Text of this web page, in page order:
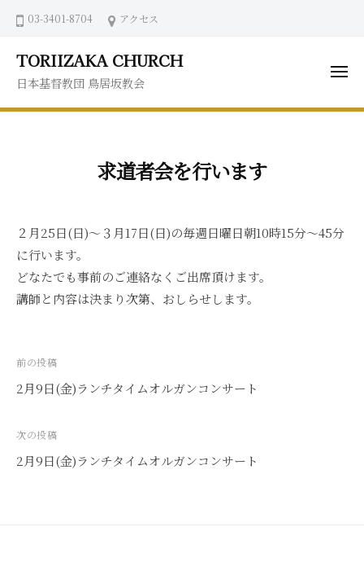
03-3401-8704 アクセス
TORIIZAKA CHURCH
日本基督教団 鳥居坂教会
メ
ュ
求道者会を行います
２月25日(日)～３月17日(日)の毎週日曜日朝10時15分～45分
に行います。
どなたでも事前のご連絡なくご出席頂けます。
講師と内容は決まり次第、おしらせします。
投
稿
ビ
ゲ
前の投稿
2月9日(金)ランチタイムオルガンコンサート
次の投稿
2月9日(金)ランチタイムオルガンコンサート